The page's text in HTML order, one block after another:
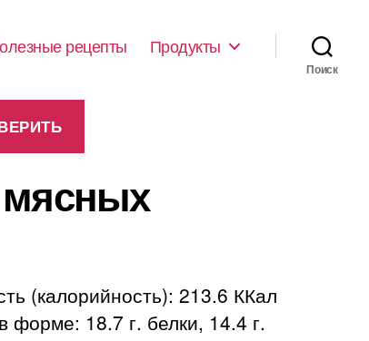
рецепты Продукты
Поиск
(калорийность): 213.6 ККал
форме: 18.7 г. белки, 14.4 г.